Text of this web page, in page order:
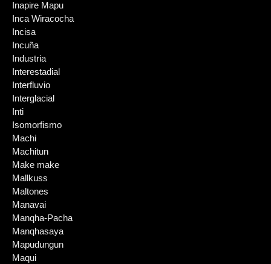
Inapire Mapu
Inca Wiracocha
Incisa
Incuña
Industria
Interestadial
Interfluvio
Interglacial
Inti
Isomorfismo
Machi
Machitun
Make make
Mallkuss
Maltones
Manavai
Manqha-Pacha
Manqhasaya
Mapudungun
Maqui